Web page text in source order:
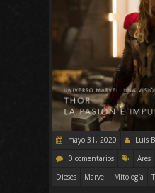
mayo 31, 2020 Luis
0 comentarios
Ares
Dioses
Marvel Mitología